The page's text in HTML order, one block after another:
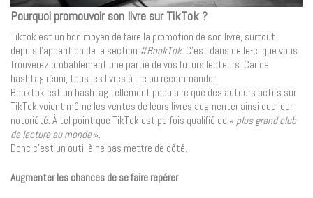
Pourquoi promouvoir son livre sur TikTok ?
Tiktok est un bon moyen de faire la promotion de son livre, surtout
depuis l’apparition de la section #BookTok. C’est dans celle-ci que vous
trouverez probablement une partie de vos futurs lecteurs. Car ce
hashtag réuni, tous les livres à lire ou recommander.
Booktok est un hashtag tellement populaire que des auteurs actifs sur
TikTok voient même les ventes de leurs livres augmenter ainsi que leur
notoriété. À tel point que TikTok est parfois qualifié de « plus grand club
de lecture au monde».
Donc c’est un outil à ne pas mettre de côté.
Augmenter les chances de se faire repérer